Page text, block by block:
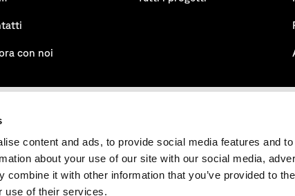
content and ads, to provide social media features and
about your use of our site with our social media,
combine it with other information that you’ve provided to
use of their services.
con noi
UNI EN ISO 14001:2015
certificato n° 50 100 15928 - REV. 001